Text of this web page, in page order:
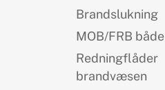
Brandslukning
MOB/FRB både
Redningflåder
brandvæsen